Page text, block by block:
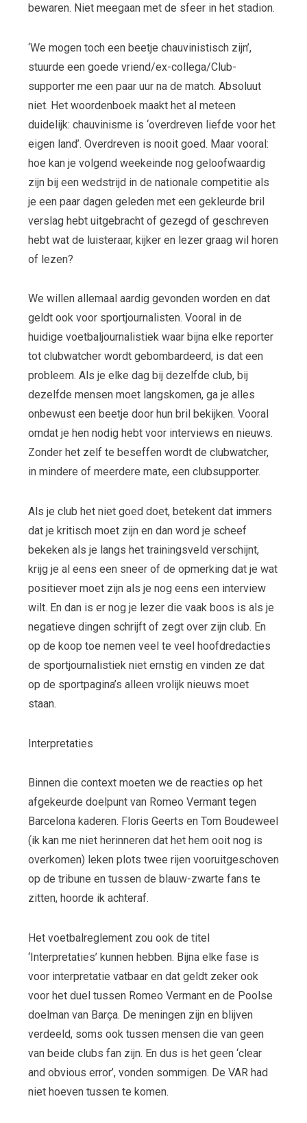
bewaren. Niet meegaan met de sfeer in het stadion.
‘We mogen toch een beetje chauvinistisch zijn’,
stuurde een goede vriend/ex-collega/Club-
supporter me een paar uur na de match. Absoluut
niet. Het woordenboek maakt het al meteen
duidelijk: chauvinisme is ‘overdreven liefde voor het
eigen land’. Overdreven is nooit goed. Maar vooral:
hoe kan je volgend weekeinde nog geloofwaardig
zijn bij een wedstrijd in de nationale competitie als
je een paar dagen geleden met een gekleurde bril
verslag hebt uitgebracht of gezegd of geschreven
hebt wat de luisteraar, kijker en lezer graag wil horen
of lezen?
We willen allemaal aardig gevonden worden en dat
geldt ook voor sportjournalisten. Vooral in de
huidige voetbaljournalistiek waar bijna elke reporter
tot clubwatcher wordt gebombardeerd, is dat een
probleem. Als je elke dag bij dezelfde club, bij
dezelfde mensen moet langskomen, ga je alles
onbewust een beetje door hun bril bekijken. Vooral
omdat je hen nodig hebt voor interviews en nieuws.
Zonder het zelf te beseffen wordt de clubwatcher,
in mindere of meerdere mate, een clubsupporter.
Als je club het niet goed doet, betekent dat immers
dat je kritisch moet zijn en dan word je scheef
bekeken als je langs het trainingsveld verschijnt,
krijg je al eens een sneer of de opmerking dat je wat
positiever moet zijn als je nog eens een interview
wilt. En dan is er nog je lezer die vaak boos is als je
negatieve dingen schrijft of zegt over zijn club. En
op de koop toe nemen veel te veel hoofdredacties
de sportjournalistiek niet ernstig en vinden ze dat
op de sportpagina’s alleen vrolijk nieuws moet
staan.
Interpretaties
Binnen die context moeten we de reacties op het
afgekeurde doelpunt van Romeo Vermant tegen
Barcelona kaderen. Floris Geerts en Tom Boudeweel
(ik kan me niet herinneren dat het hem ooit nog is
overkomen) leken plots twee rijen vooruitgeschoven
op de tribune en tussen de blauw-zwarte fans te
zitten, hoorde ik achteraf.
Het voetbalreglement zou ook de titel
‘Interpretaties’ kunnen hebben. Bijna elke fase is
voor interpretatie vatbaar en dat geldt zeker ook
voor het duel tussen Romeo Vermant en de Poolse
doelman van Barça. De meningen zijn en blijven
verdeeld, soms ook tussen mensen die van geen
van beide clubs fan zijn. En dus is het geen ‘clear
and obvious error’, vonden sommigen. De VAR had
niet hoeven tussen te komen.